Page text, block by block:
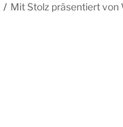
Mit Stolz präsentiert von